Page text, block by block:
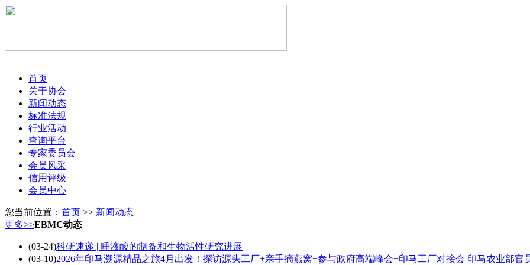
首页
关于协会
新闻动态
标准法规
行业活动
查询平台
专家委员会
会员风采
信用评级
会员中心
您当前位置： 首页 >> 新闻动态
更多>>EBMC动态
(03-24)科研速递 | 唾液酸的制备和生物活性研究进展
(03-10)2026年印马溯源精品之旅4月出发！探访源头工厂+亲手摘燕窝+参与政府高端峰会+印马工厂对接会 印马农业部官